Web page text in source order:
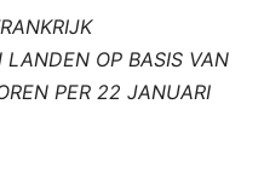
LANDEN OP BASIS VAN
PER 22 JANUARI